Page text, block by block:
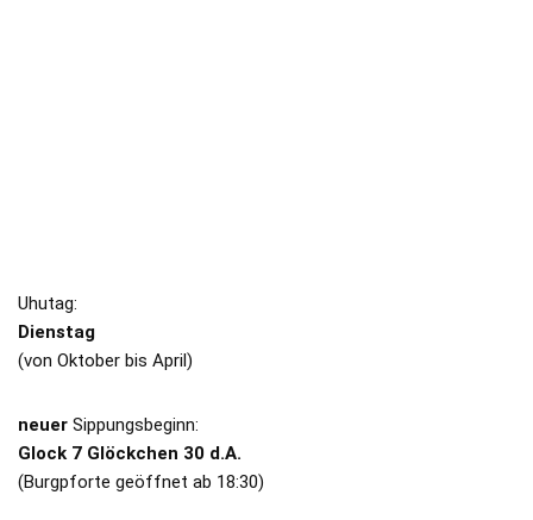
Uhutag:
Dienstag
(von Oktober bis April)
neuer Sippungsbeginn:
Glock 7 Glöckchen 30 d.A.
(Burgpforte geöffnet ab 18:30)